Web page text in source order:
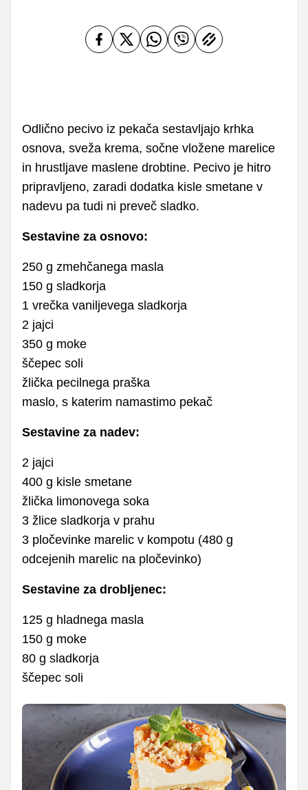
Odlično pecivo iz pekača sestavljajo krhka
osnova, sveža krema, sočne vložene marelice
in hrustljave maslene drobtine. Pecivo je hitro
pripravljeno, zaradi dodatka kisle smetane v
nadevu pa tudi ni preveč sladko.
Sestavine za osnovo:
250 g zmehčanega masla
150 g sladkorja
1 vrečka vaniljevega sladkorja
2 jajci
350 g moke
ščepec soli
žlička pecilnega praška
maslo, s katerim namastimo pekač
Sestavine za nadev:
2 jajci
400 g kisle smetane
žlička limonovega soka
3 žlice sladkorja v prahu
3 pločevinke marelic v kompotu (480 g
odcejenih marelic na pločevinko)
Sestavine za drobljenec:
125 g hladnega masla
150 g moke
80 g sladkorja
ščepec soli